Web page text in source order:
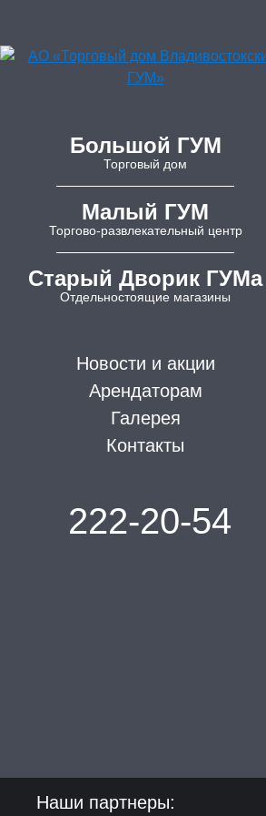
Большой ГУМ
Торговый дом
Малый ГУМ
Торгово-развлекательный центр
Старый Дворик ГУМа
Отдельностоящие магазины
Новости и акции
Арендаторам
Галерея
Контакты
222-20-54
Наши партнеры: